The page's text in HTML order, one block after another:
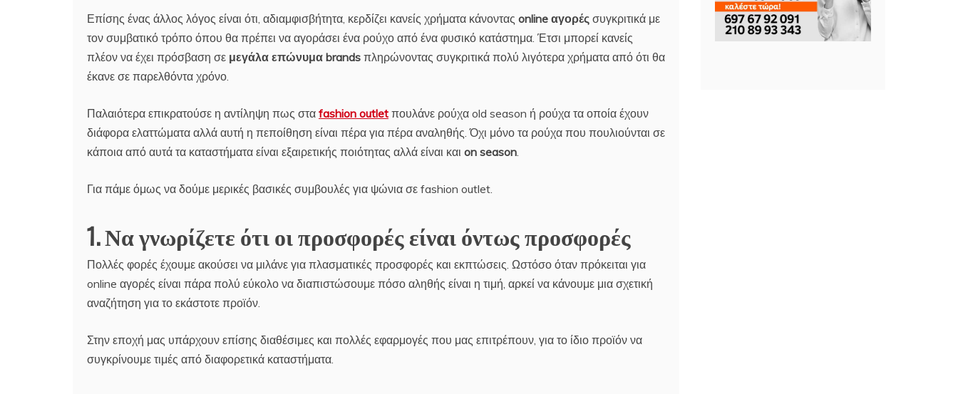
Επίσης ένας άλλος λόγος είναι ότι, αδιαμφισβήτητα, κερδίζει κανείς χρήματα κάνοντας online αγορές συγκριτικά με
τον συμβατικό τρόπο όπου θα πρέπει να αγοράσει ένα ρούχο από ένα φυσικό κατάστημα. Έτσι μπορεί κανείς
πλέον να έχει πρόσβαση σε μεγάλα επώνυμα brands πληρώνοντας συγκριτικά πολύ λιγότερα χρήματα από ότι θα
έκανε σε παρελθόντα χρόνο.
Παλαιότερα επικρατούσε η αντίληψη πως στα fashion outlet πουλάνε ρούχα old season ή ρούχα τα οποία έχουν
διάφορα ελαττώματα αλλά αυτή η πεποίθηση είναι πέρα για πέρα αναληθής. Όχι μόνο τα ρούχα που πουλιούνται σε
κάποια από αυτά τα καταστήματα είναι εξαιρετικής ποιότητας αλλά είναι και on season
Για πάμε όμως να δούμε μερικές βασικές συμβουλές για ψώνια σε fashion outlet.
1. Να γνωρίζετε ότι οι προσφορές είναι όντως προσφορές
Πολλές φορές έχουμε ακούσει να μιλάνε για πλασματικές προσφορές και εκπτώσεις. Ωστόσο όταν πρόκειται για
online αγορές είναι πάρα πολύ εύκολο να διαπιστώσουμε πόσο αληθής είναι η τιμή, αρκεί να κάνουμε μια σχετική
αναζήτηση για το εκάστοτε προϊόν.
Στην εποχή μας υπάρχουν επίσης διαθέσιμες και πολλές εφαρμογές που μας επιτρέπουν, για το ίδιο προϊόν να
συγκρίνουμε τιμές από διαφορετικά καταστήματα.